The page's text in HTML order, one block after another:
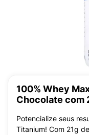
100% Whey
Chocolate com
Potencialize seus
Titanium! Com 21g